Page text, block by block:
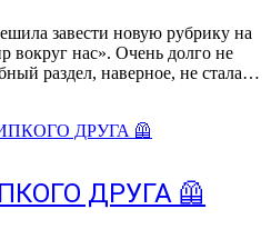
завести новую рубрику на
вокруг нас». Очень долго не
раздел, наверное, не стала…
ДРУГА 🦺